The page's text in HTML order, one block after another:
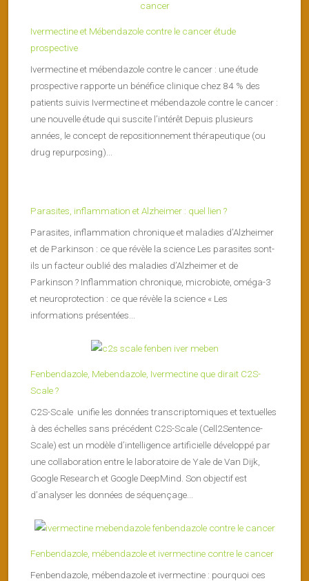
Ivermectine et Mébendazole contre le cancer étude
prospective
Ivermectine et mébendazole contre le cancer : une étude
prospective rapporte un bénéfice clinique chez 84 % des
patients suivis Ivermectine et mébendazole contre le cancer :
une nouvelle étude qui suscite l’intérêt Depuis plusieurs
années, le concept de repositionnement thérapeutique (ou
drug repurposing)...
Parasites, inflammation et Alzheimer : quel lien ?
Parasites, inflammation chronique et maladies d’Alzheimer
et de Parkinson : ce que révèle la science Les parasites sont-
ils un facteur oublié des maladies d’Alzheimer et de
Parkinson ? Inflammation chronique, microbiote, oméga-3
et neuroprotection : ce que révèle la science « Les
informations présentées...
Fenbendazole, Mebendazole, Ivermectine que dirait C2S-
Scale ?
C2S-Scale unifie les données transcriptomiques et textuelles
à des échelles sans précédent C2S-Scale (Cell2Sentence-
Scale) est un modèle d’intelligence artificielle développé par
une collaboration entre le laboratoire de Yale de Van Dijk,
Google Research et Google DeepMind. Son objectif est
d’analyser les données de séquençage...
Fenbendazole, mébendazole et ivermectine contre le cancer
Fenbendazole, mébendazole et ivermectine : pourquoi ces